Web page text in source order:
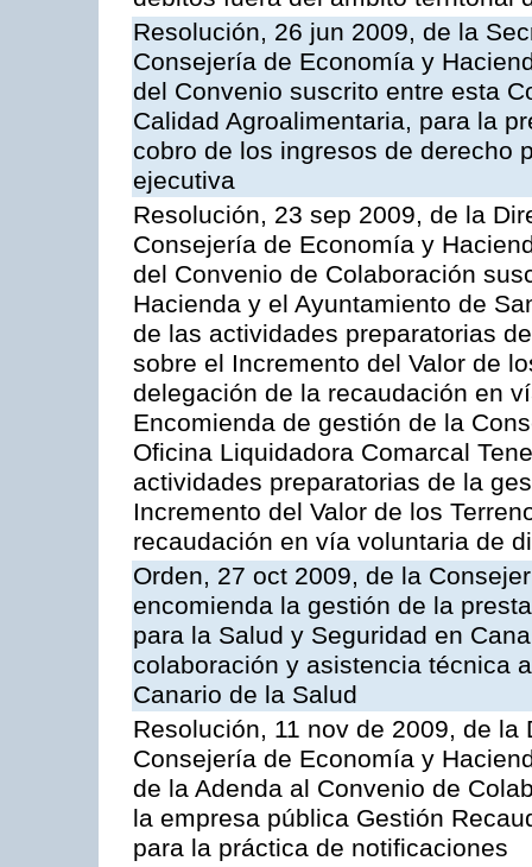
Resolución, 26 jun 2009, de la
Consejería de Economía y
del Convenio suscrito entre esta
Calidad Agroalimentaria, para la
cobro de los ingresos de derecho
ejecutiva
Resolución, 23 sep 2009, de la
Consejería de Economía y
del Convenio de Colaboración
Hacienda y el Ayuntamiento de
de las actividades preparatorias
sobre el Incremento del Valor de
delegación de la recaudación en
Encomienda de gestión de la
Oficina Liquidadora Comarcal
actividades preparatorias de la
Incremento del Valor de los
recaudación en vía voluntaria de
Orden, 27 oct 2009, de la
encomienda la gestión de la
para la Salud y Seguridad en
colaboración y asistencia técnica
Canario de la Salud
Resolución, 11 nov de 2009, de
Consejería de Economía y
de la Adenda al Convenio de
la empresa pública Gestión
para la práctica de notificaciones